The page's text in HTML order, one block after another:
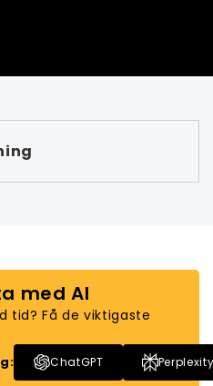
med AI
tid? Få de viktigaste
ChatGPT